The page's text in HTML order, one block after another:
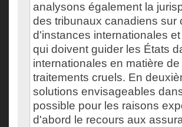
analysons également la
des tribunaux canadiens sur
d'instances internationales
qui doivent guider les États
internationales en matière
traitements cruels. En
solutions envisageables
possible pour les raisons
d'abord le recours aux